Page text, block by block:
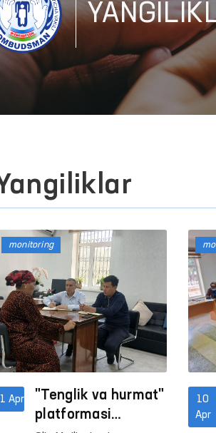
Apr
"Tenglik va hurmat"
platformasi
monitoring
10
Apr